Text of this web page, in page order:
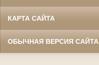
КАРТА САЙТА
ОБЫЧНАЯ ВЕРСИЯ САЙТА